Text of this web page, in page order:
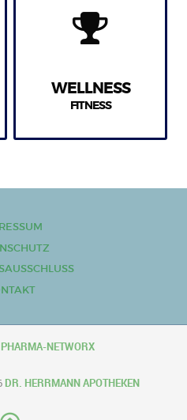
WELLNESS
FITNESS
PHARMA-NETWORX
DR. HERRMANN APOTHEKEN